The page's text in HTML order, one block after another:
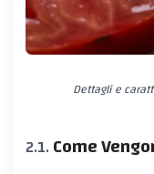
Dettagli e
Come